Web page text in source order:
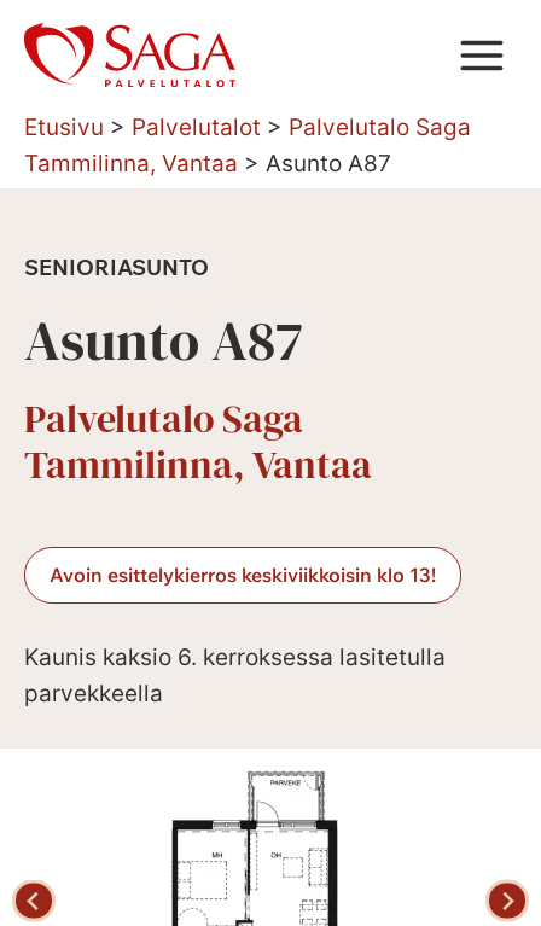
Siirry
sisältöön
Etusivu > Palvelutalot > Palvelutalo Saga
Tammilinna, Vantaa > Asunto A87
SENIORIASUNTO
Asunto A87
Palvelutalo Saga
Tammilinna, Vantaa
Avoin esittelykierros keskiviikkoisin klo 13!
Kaunis kaksio 6. kerroksessa lasitetulla
parvekkeella